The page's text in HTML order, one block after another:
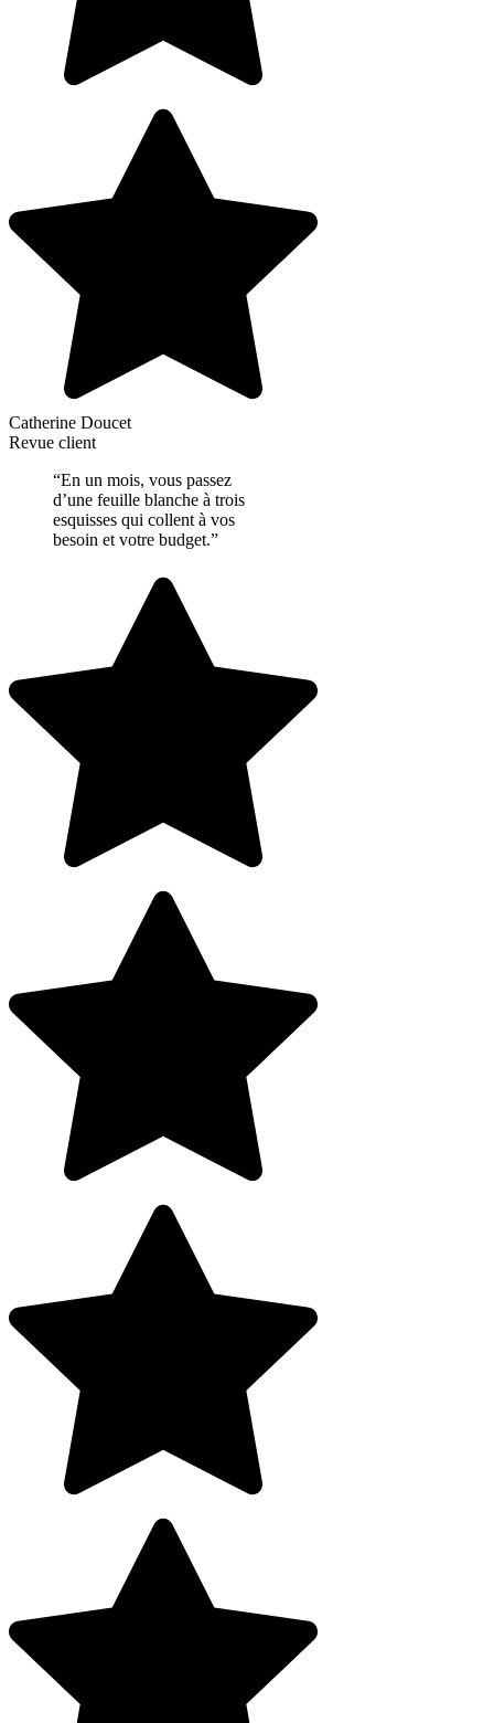
Catherine Doucet
Revue client
“En un mois, vous passez
d’une feuille blanche à trois
esquisses qui collent à vos
besoin et votre budget.”